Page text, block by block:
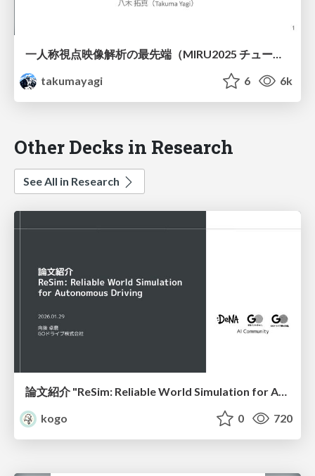
一人称視点映像解析の最先端（MIRU2025 チュートリアル）
takumayagi
6 6k
Other Decks in Research
See All in Research
kogo
0 720